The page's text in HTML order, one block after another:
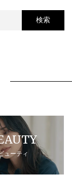
検索
ューティ